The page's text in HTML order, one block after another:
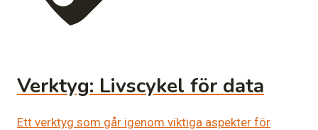
Verktyg: Livscykel för data
Ett verktyg som går igenom viktiga aspekter för